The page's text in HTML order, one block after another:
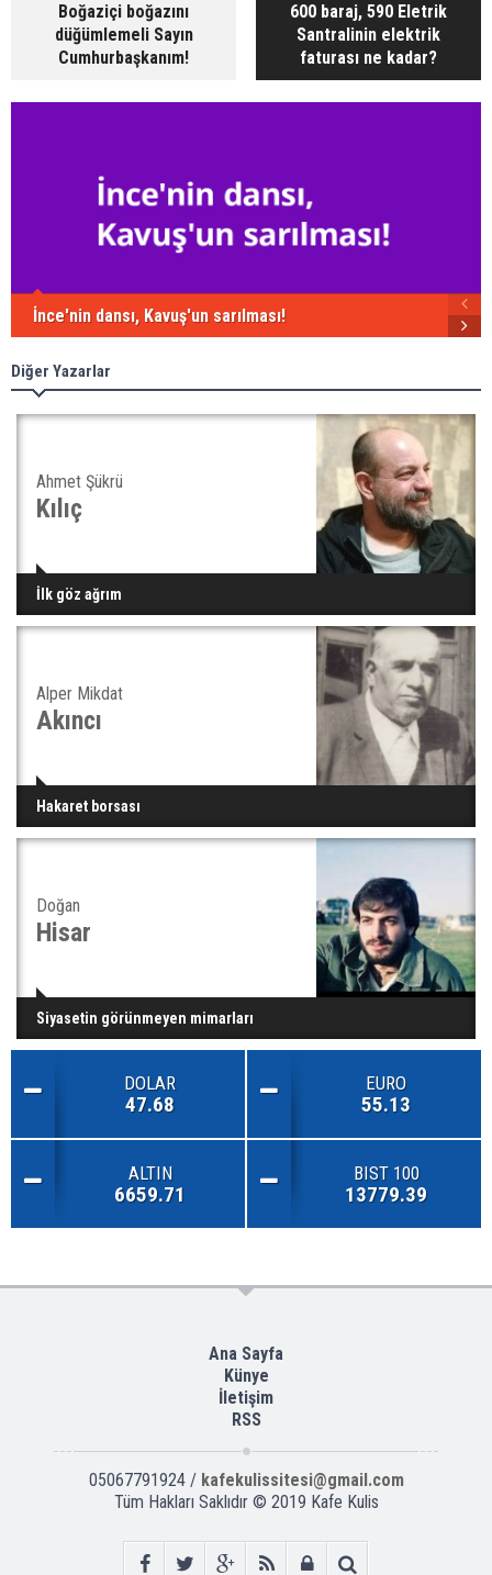
Boğaziçi boğazını
düğümlemeli Sayın
Cumhurbaşkanım!
600 baraj, 590 Eletrik
Santralinin elektrik
faturası ne kadar?
İnce'nin dansı, Kavuş'un sarılması!
Diğer Yazarlar
Ahmet Şükrü
Kılıç
İlk göz ağrım
Alper Mikdat
Akıncı
Hakaret borsası
Doğan
Hisar
Siyasetin görünmeyen mimarları
DOLAR
47.68
EURO
55.13
ALTIN
6659.71
BIST 100
13779.39
Ana Sayfa
Künye
İletişim
RSS
05067791924 / kafekulissitesi@gmail.com
Tüm Hakları Saklıdır © 2019 Kafe Kulis